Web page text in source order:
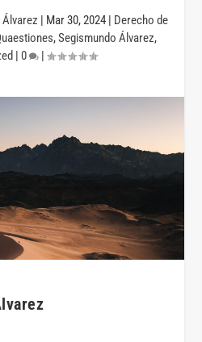
| Mar 30, 2024| Derecho de
,Segismundo Álvarez,
| 0 |